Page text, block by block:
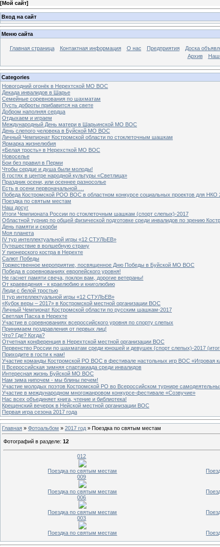
[Мой сайт]
Вход на сайт
Меню сайта
Главная страница Контактная информация О нас Предприятия
Доска
Архив
Categories
Новогодний огонёк в Нерехтской МО ВОС
Декада инвалидов в Шарье
Семейные соревнования по шахматам
Пусть доброты прибавится на свете
Добром наполняя сердца
Отдыхаем и играем
Международный День матери в Шарьинской МО ВОС
День слепого человека в Буйской МО ВОС
Личный Чемпионат Костромской области по стоклеточным шашкам
Ярмарка жизнелюбия
«Белая трость» в Нерехсткой МО ВОС
Новоселье
Бои без правил в Перми
Чтобы сердце и душа были молоды!
В гостях в центре народной культуры «Светлица»
Праздник осени, или осеннее разносолье
Есть в осени первоначальной….
Победа Костромской РОО ВОС в областном конкурсе социальных проектов для НКО
Поездка по святым местам
Наш досуг
Итоги Чемпионата России по стоклеточным шашкам (спорт слепых)-2017
Областной турнир по общей физической подготовке среди инвалидов по зрению
День памяти и скорби
Моя планета
IV тур интеллектуальной игры «12 СТУЛЬЕВ»
Путешествие в волшебную страну
У пионерского костра в Нерехте
Салют Победы
Торжественное мероприятие, посвященное Дню Победы в Буйской МО ВОС
Победа в соревнованиях европейского уровня!
Не гаснет памяти свеча, поклон вам, дорогие ветераны!
От краеведения - к краелюбию и книголюбию
Люди с белой тростью
II тур интеллектуальной игры «12 СТУЛЬЕВ»
«Кубок веры – 2017» в Костромской местной организации ВОС
Личный Чемпионат Костромской области по русским шашкам-2017
Светлая Пасха в Нерехте
Участие в соревнованиях всероссийского уровня по спорту слепых
Принимаем поздравления от первых лиц!
Что? Где? Когда?
Отчетная конференция в Нерехтской местной организации ВОС
Первенство России по шахматам среди юношей и девушек (спорт слепых)-2017
Приходите в гости к нам!
Участие команды Костромской РО ВОС в фестивале настольных игр ВОС «Игровая
II Всероссийская зимняя спартакиада среди инвалидов
Интересная жизнь Буйской МО ВОС
Нам зима нипочем - мы блины печем!
Участие молодых поэтов Костромской РО во Всероссийском турнире
Участие в международном многожанровом конкурсе-фестивале «Созвучие»
Нас всех объединяет книга, чтение и библиотека!
Крещенский вечерок в Нейской местной организации ВОС
Первая игра сезона 2017 года
Главная » Фотоальбом » 2017 год » Поездка по святым местам
Фотографий в разделе: 12
012
Поездка по святым местам
009
Поездка по святым местам
006
Поездка по святым местам
003
Поездка по святым местам